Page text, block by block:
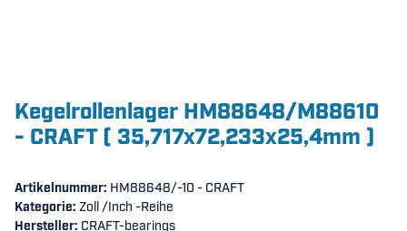
Kegelrollenlager HM88648/M88610
- CRAFT ( 35,717x72,233x25,4mm )
Artikelnummer: HM88648/-10 - CRAFT
Kategorie: Zoll /Inch -Reihe
Hersteller: CRAFT-bearings